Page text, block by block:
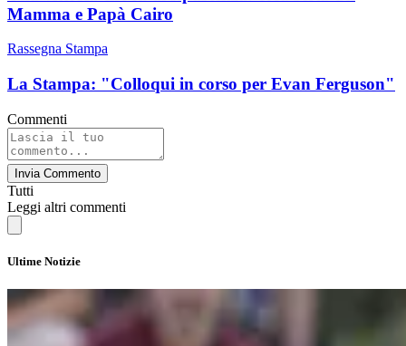
Mamma e Papà Cairo
Rassegna Stampa
La Stampa: "Colloqui in corso per Evan Ferguson"
Commenti
Invia Commento
Tutti
Leggi altri commenti
Ultime Notizie